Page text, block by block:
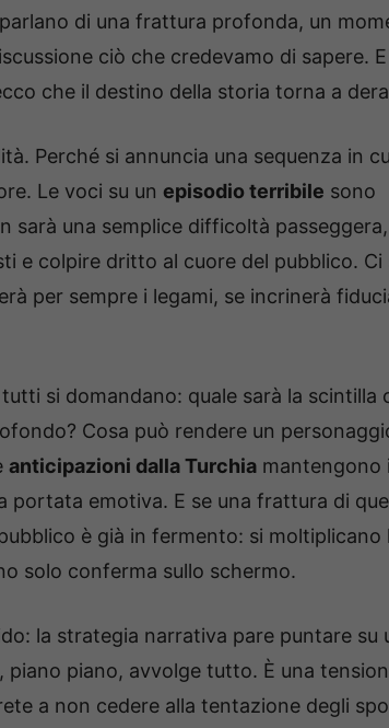
di una frattura profonda, un
ciò che credevamo di sapere. E
che il destino della storia torna a
Perché si annuncia una sequenza in
Le voci su un episodio terribile sono
sarà una semplice difficoltà
e colpire dritto al cuore del pubblico. Ci
per sempre i legami, se incrinerà
si domandano: quale sarà la scintilla
Cosa può rendere un
anticipazioni dalla Turchia mantengono
portata emotiva. E se una frattura di
è già in fermento: si moltiplicano
solo conferma sullo schermo.
la strategia narrativa pare puntare su
piano piano, avvolge tutto. È una
a non cedere alla tentazione degli